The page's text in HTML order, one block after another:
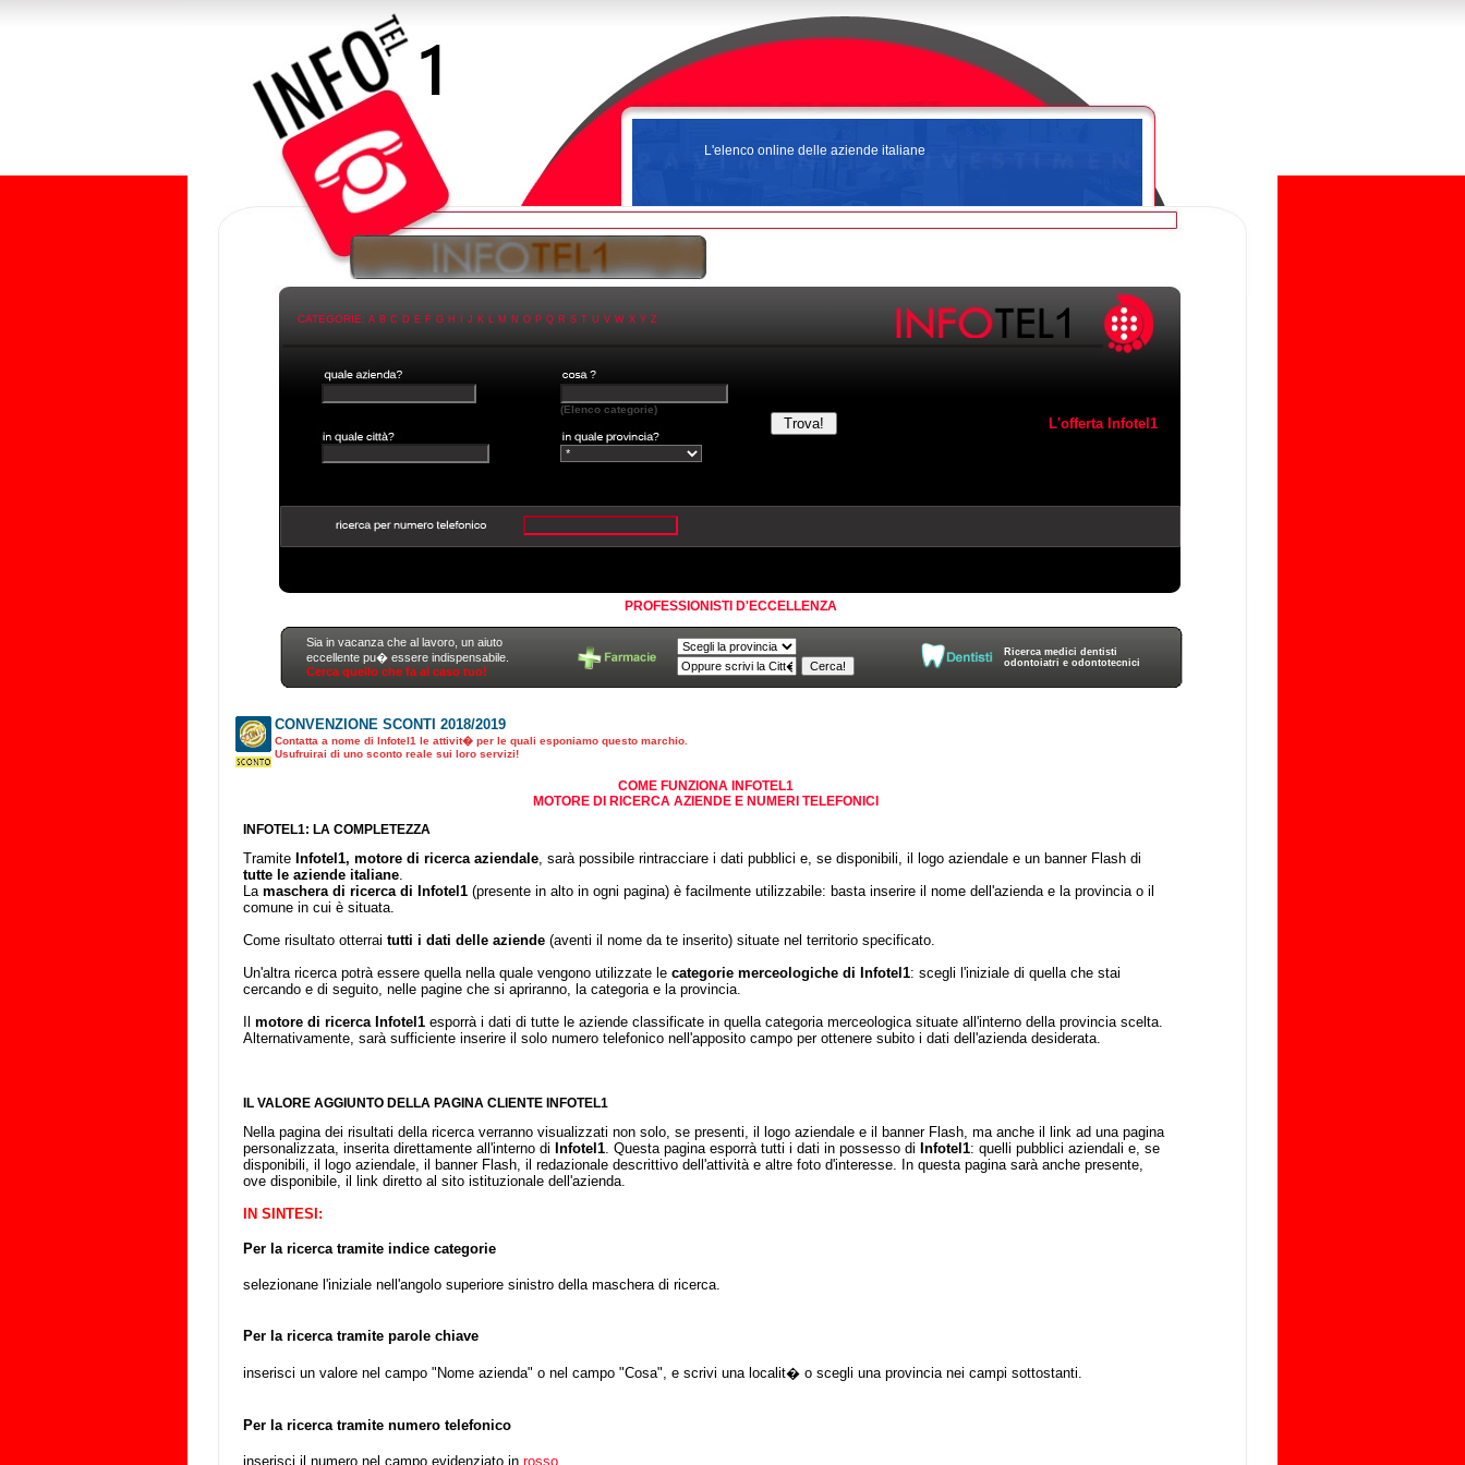
CATEGORIE: A B C D E F G H J K L M N O P Q R S T U V W X Y Z
(Elenco categorie)
L'offerta Infotel1
PROFESSIONISTI D'ECCELLENZA
Sia in vacanza che al lavoro, un aiuto
eccellente pu� essere indispensabile.
Cerca quello che fa al caso tuo!
Ricerca medici dentisti
odontoiatri e odontotecnici
L'elenco online delle aziende italiane
CONVENZIONE SCONTI 2018/2019
Contatta a nome di Infotel1 le attivit� per le quali esponiamo questo marchio.
Usufruirai di uno sconto reale sui loro servizi!
COME FUNZIONA INFOTEL1
MOTORE DI RICERCA AZIENDE E NUMERI TELEFONICI
INFOTEL1: LA COMPLETEZZA
Tramite Infotel1, motore di ricerca aziendale, sarà possibile rintracciare i dati pubblici e, se disponibili, il logo aziendale e un banner Flash di
tutte le aziende italiane.
La maschera di ricerca di Infotel1 (presente in alto in ogni pagina) è facilmente utilizzabile: basta inserire il nome dell'azienda e la provincia o il
comune in cui è situata.
Come risultato otterrai tutti i dati delle aziende (aventi il nome da te inserito) situate nel territorio specificato.
Un'altra ricerca potrà essere quella nella quale vengono utilizzate le categorie merceologiche di Infotel1: scegli l'iniziale di quella che stai
cercando e di seguito, nelle pagine che si apriranno, la categoria e la provincia.
motore di ricerca Infotel1 esporrà i dati di tutte le aziende classificate in quella categoria merceologica situate all'interno della provincia scelta.
Alternativamente, sarà sufficiente inserire il solo numero telefonico nell'apposito campo per ottenere subito i dati dell'azienda desiderata.
IL VALORE AGGIUNTO DELLA PAGINA CLIENTE INFOTEL1
Nella pagina dei risultati della ricerca verranno visualizzati non solo, se presenti, il logo aziendale e il banner Flash, ma anche il link ad una pagina
personalizzata, inserita direttamente all'interno di Infotel1. Questa pagina esporrà tutti i dati in possesso di Infotel1: quelli pubblici aziendali e, se
disponibili, il logo aziendale, il banner Flash, il redazionale descrittivo dell'attività e altre foto d'interesse. In questa pagina sarà anche presente,
ove disponibile, il link diretto al sito istituzionale dell'azienda.
IN SINTESI:
Per la ricerca tramite indice categorie
selezionane l'iniziale nell'angolo superiore sinistro della maschera di ricerca.
Per la ricerca tramite parole chiave
inserisci un valore nel campo "Nome azienda" o nel campo "Cosa", e scrivi una localit� o scegli una provincia nei campi sottostanti.
Per la ricerca tramite numero telefonico
inserisci il numero nel campo evidenziato in rosso.